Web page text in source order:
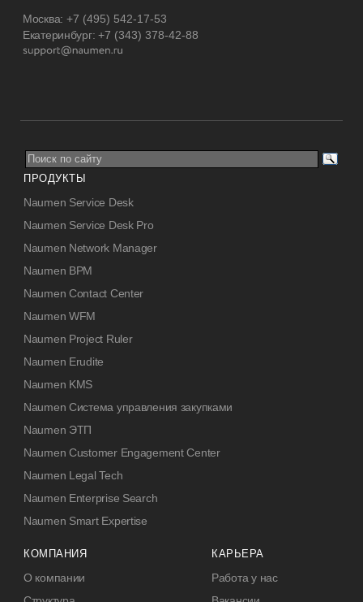
Москва: +7 (495) 542-17-53
Екатеринбург:+7 (343) 378-42-88
ПРОДУКТЫ
Naumen Service Desk
Naumen Service Desk Pro
Naumen Network Manager
Naumen BPM
Naumen Contact Center
Naumen WFM
Naumen Project Ruler
Naumen Erudite
Naumen KMS
Naumen Система управления закупками
Naumen ЭТП
Naumen Customer Engagement Center
Naumen Legal Tech
Naumen Enterprise Search
Naumen Smart Expertise
КОМПАНИЯ
О компании
КАРЬЕРА
Работа у нас